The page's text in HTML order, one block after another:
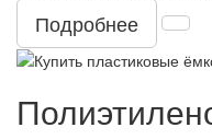
Подробнее